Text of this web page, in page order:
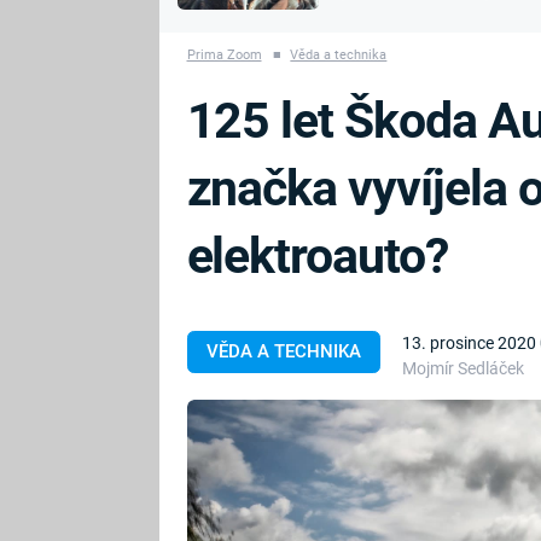
PRVNÍ SVĚTOVÁ
NAPOLEON
BRITSKÁ
RODINA
Prima Zoom ■ Věda a technika
VĚDA A TECHNIKA
13. prosince 2020
Mojmír Sedláček
125 let Škoda
značka vyvíjela
elektroauto?